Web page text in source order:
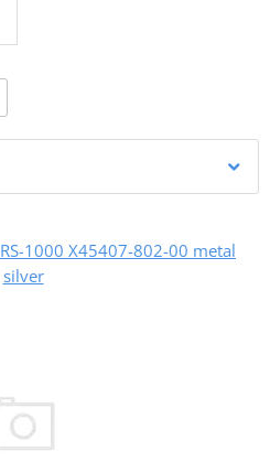
1000 X45407-802-00 metal
silver